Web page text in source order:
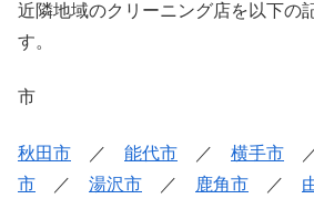
近隣地域のクリーニング店を以下の
す。
市
秋田市 ／ 能代市 ／ 横手市
市 ／ 湯沢市 ／ 鹿角市 ／